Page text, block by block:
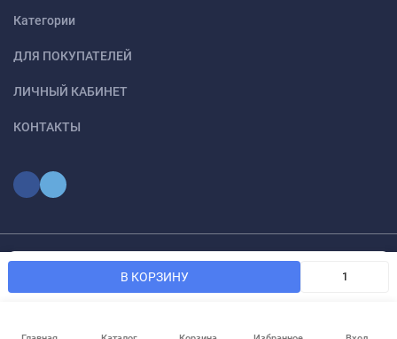
В КОРЗИНУ
Категории
ДЛЯ ПОКУПАТЕЛЕЙ
ЛИЧНЫЙ КАБИНЕТ
КОНТАКТЫ